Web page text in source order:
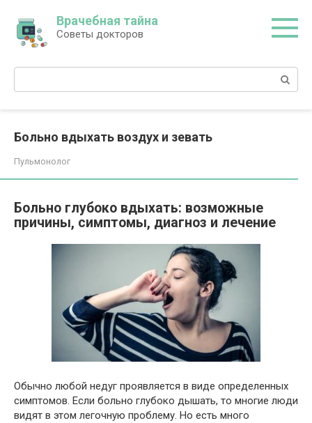
контенту
Врачебная тайна
Советы докторов
Поиск:
Больно вдыхать воздух и зевать
Пульмонолог
Больно глубоко вдыхать: возможные
причины, симптомы, диагноз и лечение
Обычно любой недуг проявляется в виде определенных
симптомов. Если больно глубоко дышать, то многие люди
видят в этом легочную проблему. Но есть много